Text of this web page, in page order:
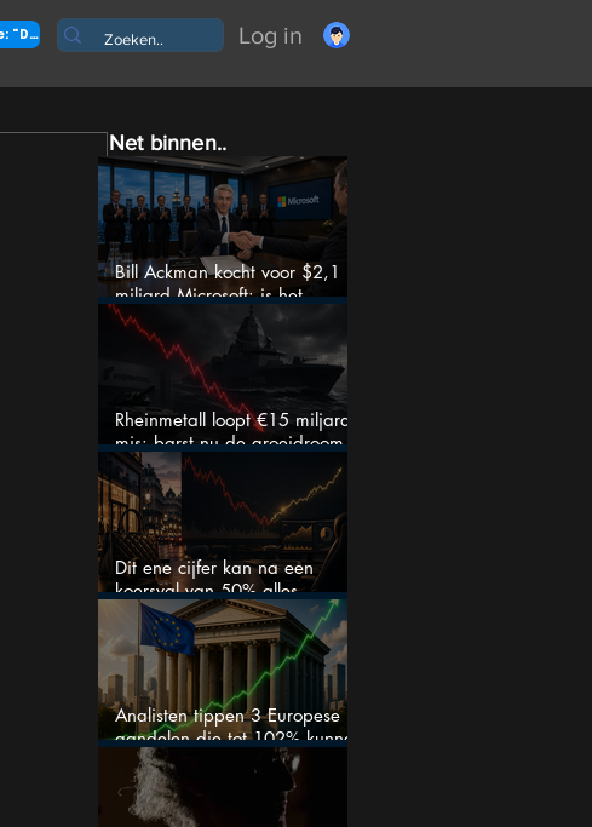
Profiteer nu van 50% korting met de kortingscode: "DANK" Log in
Net binnen..
Bill Ackman kocht voor $2,1
miljard Microsoft: is het
aandeel na de koerssprong
nog aantrekkelijk?
Rheinmetall loopt €15 miljard
mis: barst nu de groeidroom
van het defensiebedrijf?
Dit ene cijfer kan na een
koersval van 50% alles
veranderen
Analisten tippen 3 Europese
aandelen die tot 102% kunnen
stijgen